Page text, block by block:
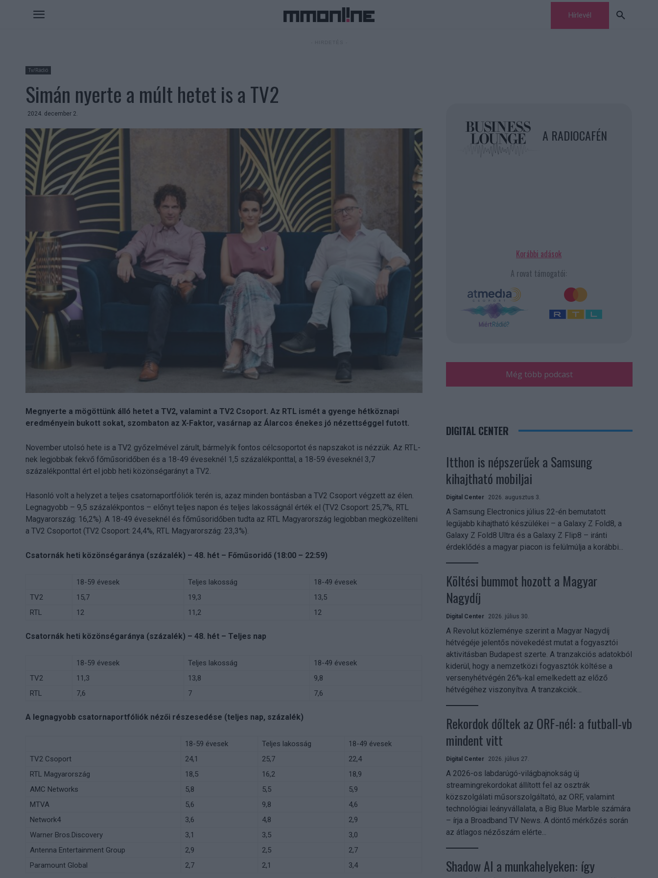
Hírlevél
Tv/Rádió
Simán nyerte a múlt hetet is a TV2
2024. december 2.
Megnyerte a mögöttünk álló hetet a TV2, valamint a TV2 Csoport. Az RTL ismét a gyenge hétköznapi
eredményein bukott sokat, szombaton az X-Faktor, vasárnap az Álarcos énekes jó nézettséggel futott.
November utolsó hete is a TV2 győzelmével zárult, bármelyik fontos célcsoportot és napszakot is nézzük. Az RTL-
nek legjobbak fekvő főműsoridőben és a 18-49 éveseknél 1,5 százalékponttal, a 18-59 éveseknél 3,7
százalékponttal ért el jobb heti közönségarányt a TV2.
Hasonló volt a helyzet a teljes csatornaportfóliók terén is, azaz minden bontásban a TV2 Csoport végzett az élen.
Legnagyobb – 9,5 százalékpontos – előnyt teljes napon és teljes lakosságnál érték el (TV2 Csoport: 25,7%, RTL
Magyarország: 16,2%). A 18-49 éveseknél és főműsoridőben tudta az RTL Magyarország legjobban megközelíteni
a TV2 Csoportot (TV2 Csoport: 24,4%, RTL Magyarország: 23,3%).
Csatornák heti közönségaránya (százalék) – 48. hét – Főműsoridő (18:00 – 22:59)
18-59 évesek Teljes lakosság
18-49 évesek
TV2
15,7 19,3
13,5
RTL
12 11,2 12
Csatornák heti közönségaránya (százalék) – 48. hét – Teljes nap
18-59 évesek Teljes lakosság
18-49 évesek
TV2
11,3 13,8
9,8
RTL
7,6 7 7,6
A legnagyobb csatornaportfóliók nézői részesedése (teljes nap, százalék)
18-59 évesek Teljes lakosság
18-49 évesek
TV2 Csoport
24,1 25,7
22,4
RTL Magyarország
18,5 16,2
18,9
AMC Networks
5,8 5,5
5,9
MTVA
5,6 9,8
4,6
Network4
3,6 4,8
2,9
Warner Bros.Discovery
3,1 3,5
3,0
Antenna Entertainment Group
2,9 2,5
2,7
Paramount Global
2,7 2,1 3,4
A RADIOCAFÉN
Korábbi adások
A rovat támogatói:
Még több podcast
DIGITAL CENTER
Itthon is népszerűek a Samsung
kihajtható mobiljai
Digital Center 2026. augusztus 3.
A Samsung Electronics július 22-én bemutatott
legújabb kihajtható készülékei – a Galaxy Z Fold8, a
Galaxy Z Fold8 Ultra és a Galaxy Z Flip8 – iránti
érdeklődés a magyar piacon is felülmúlja a korábbi...
Költési bummot hozott a Magyar
Nagydíj
Digital Center 2026. július 30.
A Revolut közleménye szerint a Magyar Nagydíj
hétvégéje jelentős növekedést mutat a fogyasztói
aktivitásban Budapest szerte. A tranzakciós adatokból
kiderül, hogy a nemzetközi fogyasztók költése a
versenyhétvégén 26%-kal emelkedett az előző
hétvégéhez viszonyítva. A tranzakciók...
Rekordok dőltek az ORF-nél: a futball-vb
mindent vitt
Digital Center 2026. július 27.
A 2026-os labdarúgó-világbajnokság új
streamingrekordokat állított fel az osztrák
közszolgálati műsorszolgáltató, az ORF, valamint
technológiai leányvállalata, a Big Blue Marble számára
– írja a Broadband TV News. A döntő mérkőzés során
az átlagos nézőszám elérte...
Shadow AI a munkahelyeken: így